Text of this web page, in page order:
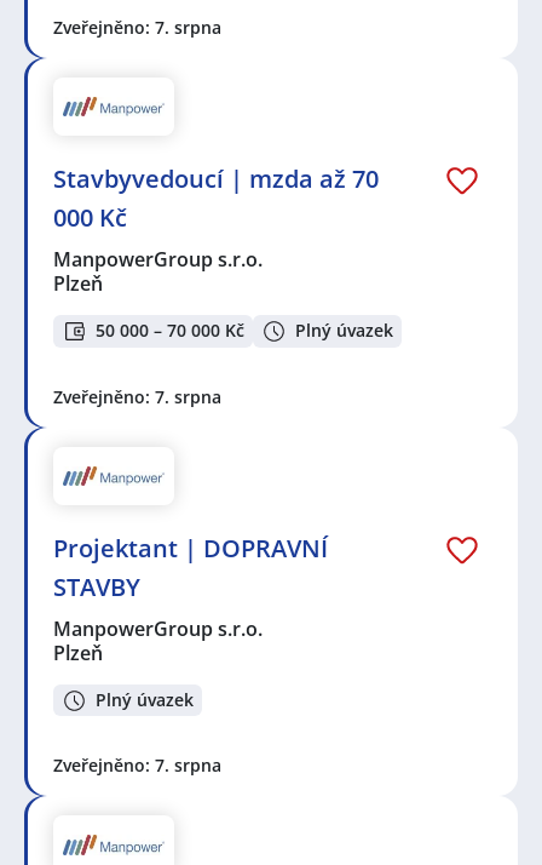
Zveřejněno: 7. srpna
Stavbyvedoucí | mzda až 70
000 Kč
ManpowerGroup s.r.o.
Plzeň
50 000 – 70 000 Kč Plný úvazek
Zveřejněno: 7. srpna
Projektant | DOPRAVNÍ
STAVBY
ManpowerGroup s.r.o.
Plzeň
Plný úvazek
Zveřejněno: 7. srpna